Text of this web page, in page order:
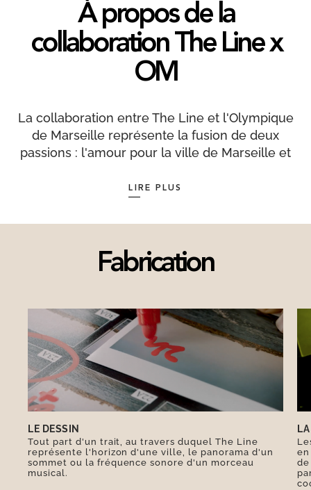
À propos de la
collaboration The Line x
OM
La collaboration entre The Line et l'Olympique
de Marseille représente la fusion de deux
passions : l'amour pour la ville de Marseille et
légendaire qui célèbre ses 125 ans cette saison.
exclusive sont fabriqués à moins de 20 km de
sans une seule goutte de plastique, le tout
conditionné par une entreprise d'insertion.
LIRE PLUS
Fabrication
LE DESSIN
Tout part d'un trait, au travers duquel The Line
représente l'horizon d'une ville, le panorama d'un
sommet ou la fréquence sonore d'un morceau
musical.